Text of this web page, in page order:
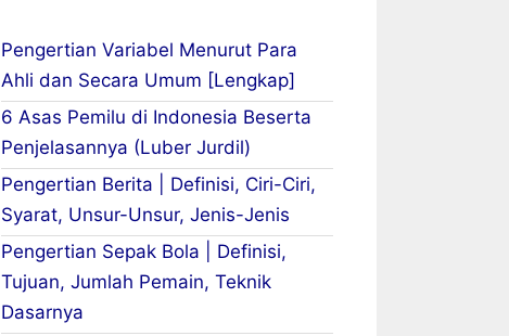
Pengertian Variabel Menurut Para
Ahli dan Secara Umum [Lengkap]
6 Asas Pemilu di Indonesia Beserta
Penjelasannya (Luber Jurdil)
Pengertian Berita | Definisi, Ciri-Ciri,
Syarat, Unsur-Unsur, Jenis-Jenis
Pengertian Sepak Bola | Definisi,
Tujuan, Jumlah Pemain, Teknik
Dasarnya